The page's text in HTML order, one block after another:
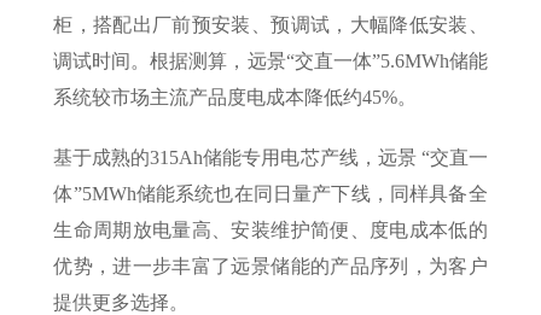
柜，搭配出厂前预安装、预调试，大幅降低安装、
调试时间。根据测算，远景“交直一体”5.6MWh储能
系统较市场主流产品度电成本降低约45%。
基于成熟的315Ah储能专用电芯产线，远景 “交直一
体”5MWh储能系统也在同日量产下线，同样具备全
生命周期放电量高、安装维护简便、度电成本低的
优势，进一步丰富了远景储能的产品序列，为客户
提供更多选择。